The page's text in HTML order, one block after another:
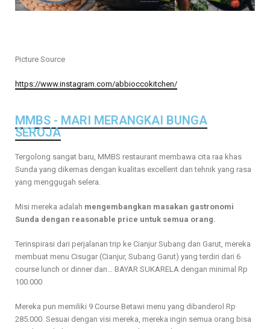
Picture Source
https://www.instagram.com/abbioccokitchen/
MMBS - MARI MERANGKAI BUNGA
SEROJA
Tergolong sangat baru, MMBS restaurant membawa cita raa khas
Sunda yang dikemas dengan kualitas excellent dan tehnik yang rasa
yang menggugah selera.
Misi mereka adalah mengembangkan masakan gastronomi
Sunda dengan reasonable price untuk semua orang.
Terinspirasi dari perjalanan trip ke Cianjur Subang dan Garut, mereka
membuat menu Cisugar (Cianjur, Subang Garut) yang terdiri dari 6
course lunch or dinner dan… BAYAR SUKARELA dengan minimal Rp
100.000
Mereka pun memiliki 9 Course Betawi menu yang dibanderol Rp
285.000. Sesuai dengan visi mereka, mereka ingin semua orang bisa